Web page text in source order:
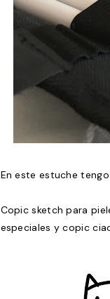
En este estuche
Copic sketch para
especiales y copic